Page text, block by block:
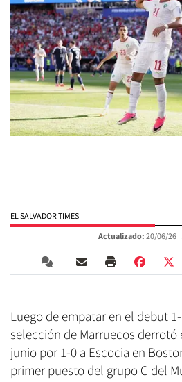
EL SALVADOR TIMES
Actualizado:20/06/26 |
Luego de empatar en el debut
selección de Marruecos derrotó
junio por 1-0 a Escocia en
primer puesto del grupo C del